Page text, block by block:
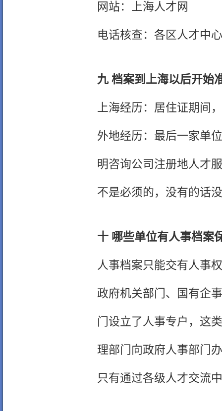
网站： 上海人才网
电话核查：各区人才中
九 档案到上海以后开始
上海经历：居住证期间
外地经历：最后一家单
明咨询公司注册地人才
不是必须的，没有的话
十 哪些单位有人事档案
人事档案只能交有人事
政府机关部门、国有企
门设立了人事专户，这
理部门向政府人事部门
只有通过各级人才交流